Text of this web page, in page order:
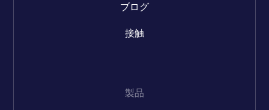
ブログ
接触
製品